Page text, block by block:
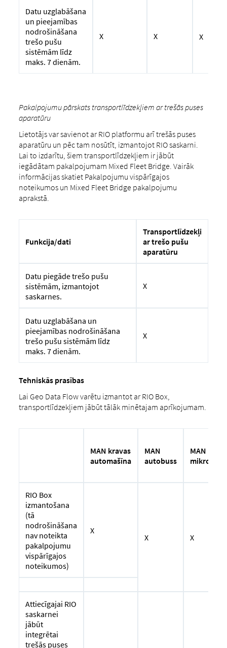
Datu uzglabāšana
un pieejamības
nodrošināšana
trešo pušu
sistēmām līdz
maks. 7 dienām.
X X X
Pakalpojumu pārskats transportlīdzekļiem ar trešās puses
aparatūru
Lietotājs var savienot ar RIO platformu arī trešās puses
aparatūru un pēc tam nosūtīt, izmantojot RIO saskarni.
Lai to izdarītu, šiem transportlīdzekļiem ir jābūt
iegādātam pakalpojumam Mixed Fleet Bridge. Vairāk
informācijas skatiet Pakalpojumu vispārīgajos
noteikumos un Mixed Fleet Bridge pakalpojumu
aprakstā.
Funkcija/dati
Transportlīdzekļi
ar trešo pušu
aparatūru
Datu piegāde trešo pušu
sistēmām, izmantojot
saskarnes.
X
Datu uzglabāšana un
pieejamības nodrošināšana
trešo pušu sistēmām līdz
maks. 7 dienām.
X
Tehniskās prasības
Lai Geo Data Flow varētu izmantot ar RIO Box,
transportlīdzekļiem jābūt tālāk minētajam aprīkojumam.
MAN kravas
automašīna
MAN
autobuss
MAN
RIO Box
izmantošana
(tā
nodrošināšana
nav noteikta
pakalpojumu
vispārīgajos
noteikumos)
X
X X
Attiecīgajai RIO
saskarnei
jābūt
integrētai
trešās puses